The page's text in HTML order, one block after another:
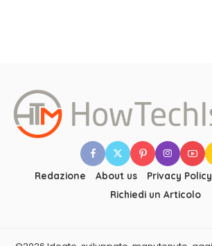
Redazione About us Privacy Policy
Richiedi un Articolo